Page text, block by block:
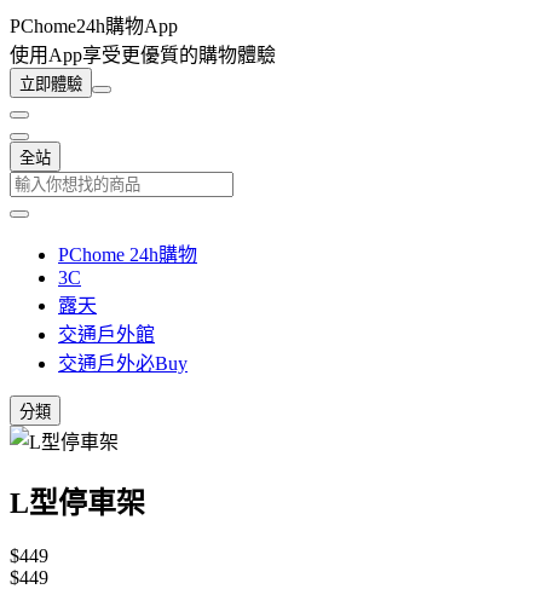
PChome24h購物App
使用App享受更優質的購物體驗
立即體驗
全站
PChome 24h購物
3C
露天
交通戶外館
交通戶外必Buy
分類
L型停車架
$449
$449